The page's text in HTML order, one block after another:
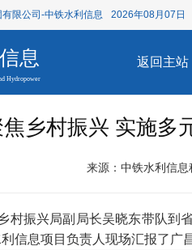
限公司-中铁水利信息 2026年08月07日
息
Hydropower
返回主站
焦乡村振兴 实施
来源：中铁水利信息
振兴局副局长吴晓东带队到
信息项目负责人现场汇报了广